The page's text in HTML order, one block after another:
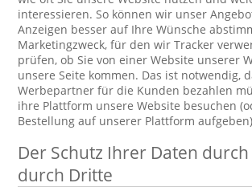
interessieren. So können wir unser
Anzeigen besser auf Ihre Wünsche
Marketingzweck, für den wir Tracker
prüfen, ob Sie von einer Website unserer
unsere Seite kommen. Das ist notwendig,
Werbepartner für die Kunden bezahlen
ihre Plattform unsere Website besuchen
Bestellung auf unserer Plattform
Der Schutz Ihrer Daten
durch Dritte